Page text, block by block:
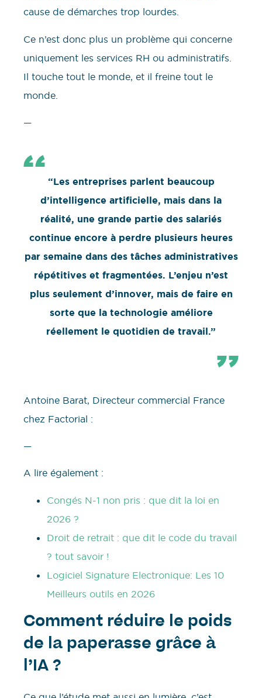
cause de démarches trop lourdes.
Ce n’est donc plus un problème qui concerne
uniquement les services RH ou administratifs.
Il touche tout le monde, et il freine tout le
monde.
—
“Les entreprises parlent beaucoup
d’intelligence artificielle, mais dans la
réalité, une grande partie des salariés
continue encore à perdre plusieurs heures
par semaine dans des tâches administratives
répétitives et fragmentées. L’enjeu n’est
plus seulement d’innover, mais de faire en
sorte que la technologie améliore
réellement le quotidien de travail.”
Antoine Barat, Directeur commercial France
chez Factorial :
—
A lire également :
Congés N-1 non pris : que dit la loi en
2026 ?
Droit de retrait : que dit le code du travail
? tout savoir !
Logiciel Signature Electronique: Les 10
Meilleurs outils en 2026
Comment réduire le poids
de la paperasse grâce à
l’IA ?